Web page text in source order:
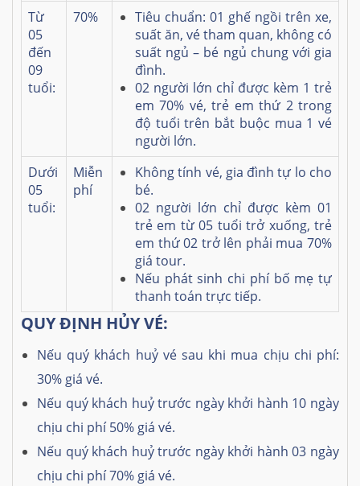
Từ
05
đến
09
tuổi:
70%
Tiêu chuẩn: 01 ghế ngồi trên xe,
suất ăn, vé tham quan, không có
suất ngủ – bé ngủ chung với gia
đình.
02 người lớn chỉ được kèm 1 trẻ
em 70% vé, trẻ em thứ 2 trong
độ tuổi trên bắt buộc mua 1 vé
người lớn.
Dưới
05
tuổi:
Miễn
phí
Không tính vé, gia đình tự lo cho
bé.
02 người lớn chỉ được kèm 01
trẻ em từ 05 tuổi trở xuống, trẻ
em thứ 02 trở lên phải mua 70%
giá tour.
Nếu phát sinh chi phí bố mẹ tự
thanh toán trực tiếp.
QUY ĐỊNH HỦY VÉ:
Nếu quý khách huỷ vé sau khi mua chịu chi phí:
30% giá vé.
Nếu quý khách huỷ trước ngày khởi hành 10 ngày
chịu chi phí 50% giá vé.
Nếu quý khách huỷ trước ngày khởi hành 03 ngày
chịu chi phí 70% giá vé.